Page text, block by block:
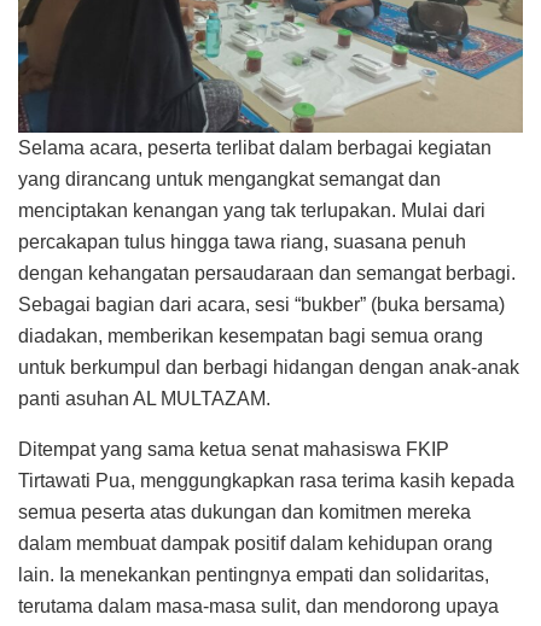
Selama acara, peserta terlibat dalam berbagai kegiatan
yang dirancang untuk mengangkat semangat dan
menciptakan kenangan yang tak terlupakan. Mulai dari
percakapan tulus hingga tawa riang, suasana penuh
dengan kehangatan persaudaraan dan semangat berbagi.
Sebagai bagian dari acara, sesi “bukber” (buka bersama)
diadakan, memberikan kesempatan bagi semua orang
untuk berkumpul dan berbagi hidangan dengan anak-anak
panti asuhan AL MULTAZAM.
Ditempat yang sama ketua senat mahasiswa FKIP
Tirtawati Pua, menggungkapkan rasa terima kasih kepada
semua peserta atas dukungan dan komitmen mereka
dalam membuat dampak positif dalam kehidupan orang
lain. Ia menekankan pentingnya empati dan solidaritas,
terutama dalam masa-masa sulit, dan mendorong upaya